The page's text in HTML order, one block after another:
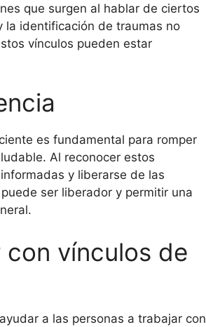
que surgen al hablar de ciertos
la identificación de traumas no
vínculos pueden estar
es fundamental para romper
Al reconocer estos
y liberarse de las
ser liberador y permitir una
vínculos de
a las personas a trabajar con